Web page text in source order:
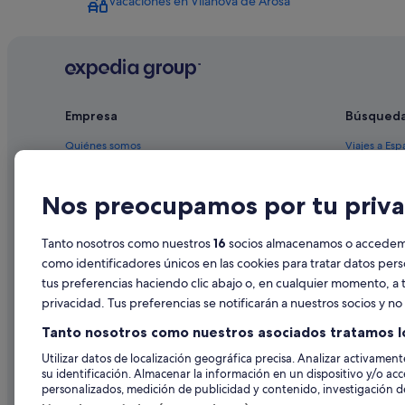
O Monte hoteles
Pensiones en Illa de Arousa
Hoteles de 4 estrellas en Illa de Arousa
Casas barco en Vilanova de Arosa
Hoteles cerca de Bodega Granbazán
Casas rurales en Illa de Arousa
Casas rurales en Vilanova de Arosa
Hoteles de 3 estrellas en Illa de Arousa
Hoteles con piscina en Illa de Arousa
Casas de huéspedes en Vilanova de Arosa
Empresa
Quiénes somos
Anuncia tu alojamiento
Prensa
Viajes a
Alquileres
Vuelos
Alquiler de
Nos preocupamos por tu
Tanto nosotros como nuestros16 socios almacenamos o
como identificadores únicos en las cookies para tratar datos
tus preferencias haciendo clic abajo o, en cualquier momento,
privacidad. Tus preferencias se notificarán a nuestros socios y
Tanto nosotros como nuestros asociados tratamos
Utilizar datos de localización geográfica precisa. Analizar
su identificación. Almacenar la información en un dispositivo y/o
personalizados, medición de publicidad y contenido, investigación